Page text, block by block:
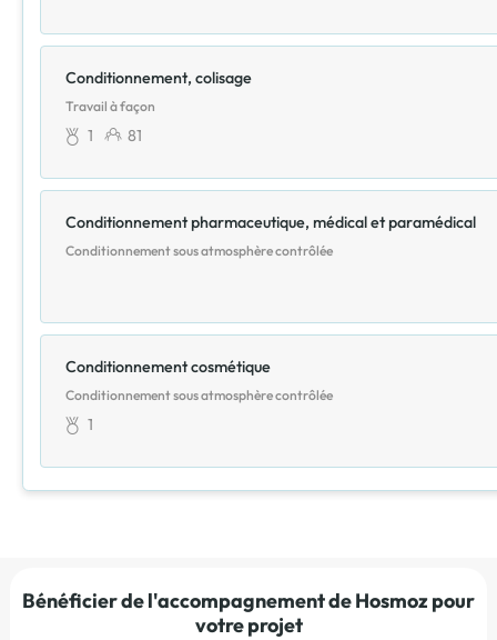
Conditionnement, colisage
Travail à façon
1 81
Conditionnement pharmaceutique, médical et paramédical
Conditionnement sous atmosphère contrôlée
Conditionnement cosmétique
Conditionnement sous atmosphère contrôlée
1
Bénéficier de l'accompagnement de Hosmoz pour
votre projet